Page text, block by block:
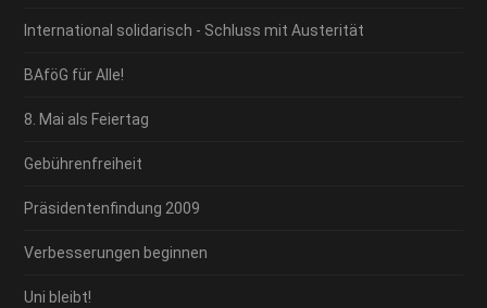
International solidarisch - Schluss mit Austerität
BAföG für Alle!
8. Mai als Feiertag
Gebührenfreiheit
Präsidentenfindung 2009
Verbesserungen beginnen
Uni bleibt!